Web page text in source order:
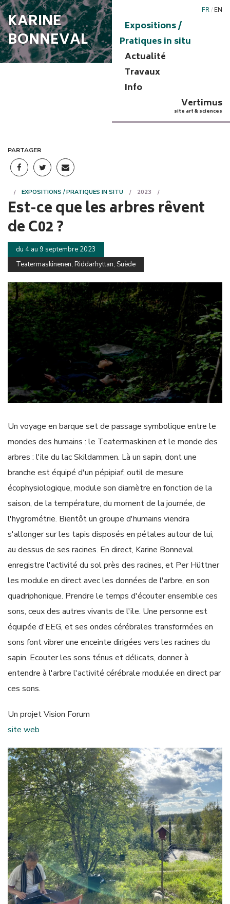
KARINE
BONNEVAL
FR/EN
Expositions /
Pratiques in situ
Actualité
Travaux
Info
Vertimus
site art & sciences
PARTAGER
EXPOSITIONS / PRATIQUES IN SITU 2023
Est-ce que les arbres rêvent
de C02 ?
du 4 au 9 septembre 2023
Teatermaskinenen, Riddarhyttan, Suède
Un voyage en barque set de passage symbolique entre le
mondes des humains : le Teatermaskinen et le monde des
arbres : l'ile du lac Skildammen. Là un sapin, dont une
branche est équipé d'un pépipiaf, outil de mesure
écophysiologique, module son diamètre en fonction de la
saison, de la température, du moment de la journée, de
l'hygrométrie. Bientôt un groupe d'humains viendra
s'allonger sur les tapis disposés en pétales autour de lui,
au dessus de ses racines. En direct, Karine Bonneval
enregistre l'activité du sol près des racines, et Per Hüttner
les module en direct avec les données de l'arbre, en son
quadriphonique. Prendre le temps d'écouter ensemble ces
sons, ceux des autres vivants de l'ile. Une personne est
équipée d'EEG, et ses ondes cérébrales transformées en
sons font vibrer une enceinte dirigées vers les racines du
sapin. Ecouter les sons ténus et délicats, donner à
entendre à l'arbre l'activité cérébrale modulée en direct par
ces sons.
Un projet Vision Forum
site web